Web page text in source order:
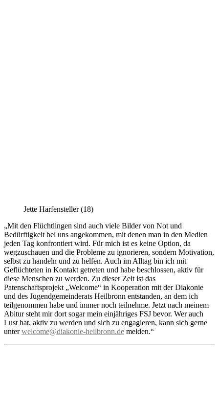
Jette Harfensteller (18)
„Mit den Flüchtlingen sind auch viele Bilder von Not und
Bedürftigkeit bei uns angekommen, mit denen man in den Medien
jeden Tag konfrontiert wird. Für mich ist es keine Option, da
wegzuschauen und die Probleme zu ignorieren, sondern Motivation,
selbst zu handeln und zu helfen. Auch im Alltag bin ich mit
Geflüchteten in Kontakt getreten und habe beschlossen, aktiv für
diese Menschen zu werden. Zu dieser Zeit ist das
Patenschaftsprojekt „Welcome“ in Kooperation mit der Diakonie
und des Jugendgemeinderats Heilbronn entstanden, an dem ich
teilgenommen habe und immer noch teilnehme. Jetzt nach meinem
Abitur steht mir dort sogar mein einjähriges FSJ bevor. Wer auch
Lust hat, aktiv zu werden und sich zu engagieren, kann sich gerne
unterwelcome@diakonie-heilbronn.de melden.“